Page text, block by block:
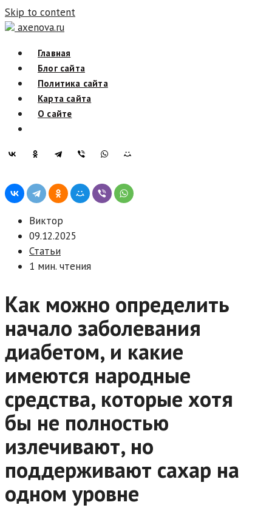
Skip to content
axenova.ru
Главная
Блог сайта
Политика сайта
Карта сайта
О сайте
Виктор
09.12.2025
Статьи
1 мин. чтения
Как можно определить
начало заболевания
диабетом, и какие
имеются народные
средства, которые хотя
бы не полностью
излечивают, но
поддерживают сахар на
одном уровне